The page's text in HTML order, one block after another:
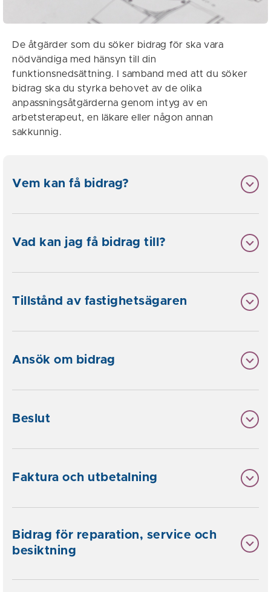
De åtgärder som du söker bidrag för ska vara
nödvändiga med hänsyn till din
funktionsnedsättning. I samband med att du söker
bidrag ska du styrka behovet av de olika
anpassningsåtgärderna genom intyg av en
arbetsterapeut, en läkare eller någon annan
sakkunnig.
Vem kan få bidrag?
Vad kan jag få bidrag till?
Tillstånd av fastighetsägaren
Ansök om bidrag
Beslut
Faktura och utbetalning
Bidrag för reparation, service och
besiktning